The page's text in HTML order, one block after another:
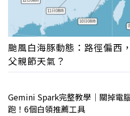
颱風白海豚動態：路徑偏西
父親節天氣？
Gemini Spark完整教學｜關掉電
跑！6個白領推薦工具